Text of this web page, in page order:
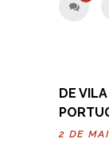
DE
2 DE